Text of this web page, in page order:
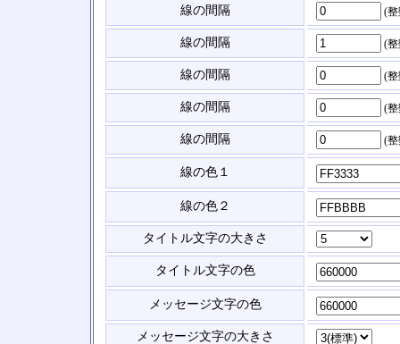
線の間隔 (
線の間隔 (
線の間隔 (
線の間隔 (
線の間隔 (
線の色１
線の色２
タイトル文字の大きさ
タイトル文字の色
メッセージ文字の色
メッセージ文字の大きさ